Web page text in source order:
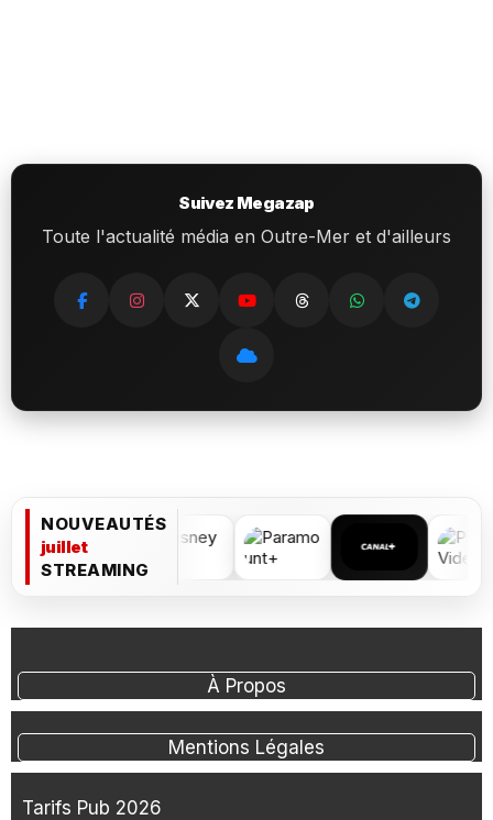
Suivez Megazap
Toute l'actualité média en Outre-Mer et d'ailleurs
NOUVEAUTÉS
juillet
STREAMING
À Propos
Mentions Légales
Tarifs Pub 2026